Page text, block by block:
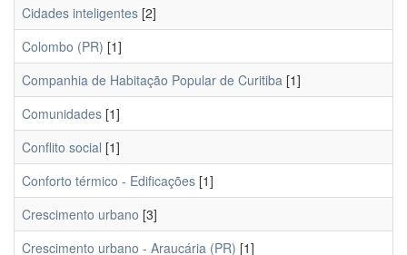
Cidades inteligentes [2]
Colombo (PR) [1]
Companhia de Habitação Popular de Curitiba [1]
Comunidades [1]
Conflito social [1]
Conforto térmico - Edificações [1]
Crescimento urbano [3]
Crescimento urbano - Araucária (PR) [1]